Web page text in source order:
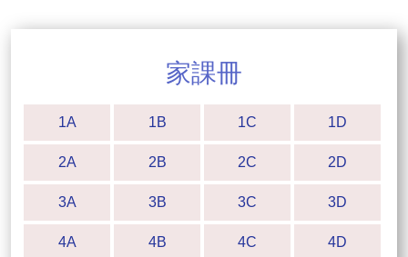
家課冊
1A 1B 1C 1D
2A 2B 2C 2D
3A 3B 3C 3D
4A 4B 4C 4D